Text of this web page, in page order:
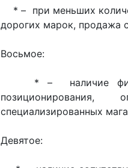
* – при меньших
дорогих марок, продажа
Восьмое:
* – наличие
специализированных
Девятое: